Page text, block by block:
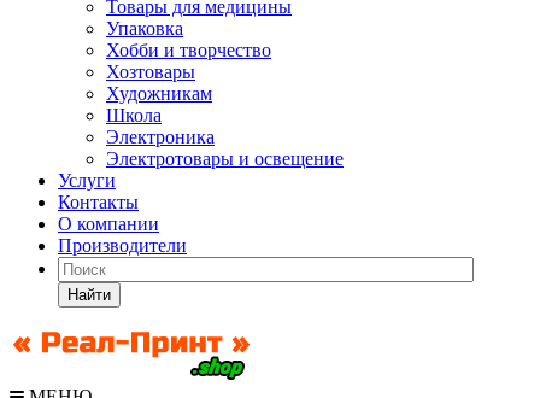
Товары для медицины
Упаковка
Хобби и творчество
Хозтовары
Художникам
Школа
Электроника
Электротовары и освещение
Услуги
Контакты
О компании
Производители
Найти